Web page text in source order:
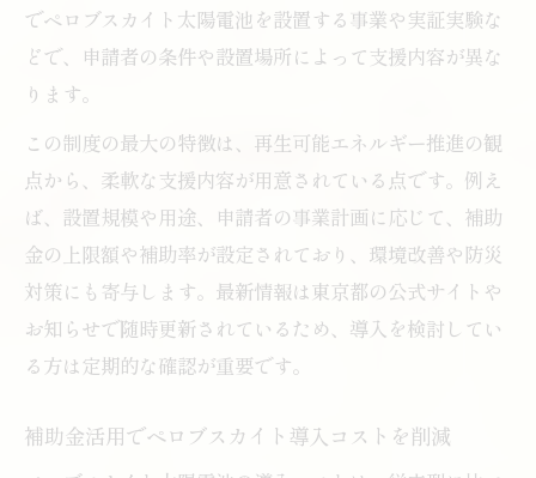
でペロブスカイト太陽電池を設置する事業や実証実験な
どで、申請者の条件や設置場所によって支援内容が異な
ります。
この制度の最大の特徴は、再生可能エネルギー推進の観
点から、柔軟な支援内容が用意されている点です。例え
ば、設置規模や用途、申請者の事業計画に応じて、補助
金の上限額や補助率が設定されており、環境改善や防災
対策にも寄与します。最新情報は東京都の公式サイトや
お知らせで随時更新されているため、導入を検討してい
る方は定期的な確認が重要です。
補助金活用でペロブスカイト導入コストを削減